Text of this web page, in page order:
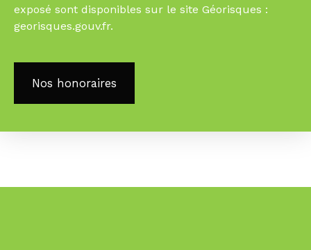
exposé sont disponibles sur le site Géorisques :
georisques.gouv.fr.
Nos honoraires